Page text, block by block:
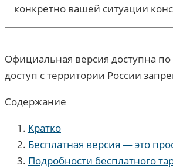
конкретно вашей ситуации
Официальная версия доступна по
доступ с территории России
Содержание
Кратко
Бесплатная версия — это
Подробности бесплатного